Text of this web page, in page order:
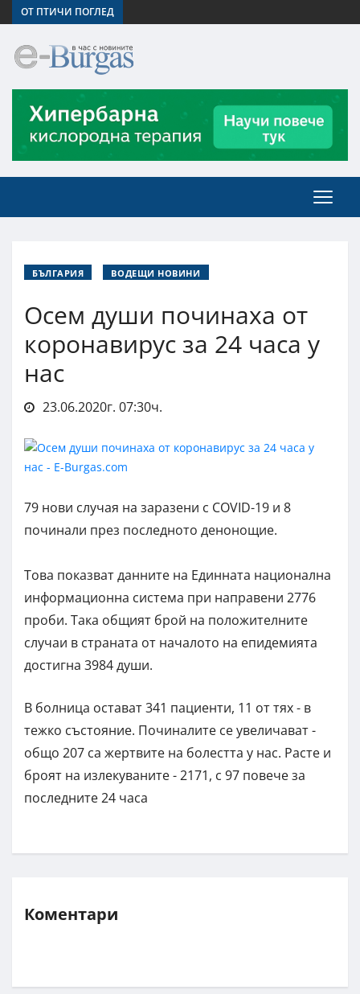
ОТ ПТИЧИ ПОГЛЕД
БЪЛГАРИЯ ВОДЕЩИ НОВИНИ
Осем души починаха от
коронавирус за 24 часа у
нас
23.06.2020г. 07:30ч.
79 нови случая на заразени с COVID-19 и 8
починали през последното денонощие.
Това показват данните на Единната национална
информационна система при направени 2776
проби. Така общият брой на положителните
случаи в страната от началото на епидемията
достигна 3984 души.
В болница остават 341 пациенти, 11 от тях - в
тежко състояние. Починалите се увеличават -
общо 207 са жертвите на болестта у нас. Расте и
броят на излекуваните - 2171, с 97 повече за
последните 24 часа
Коментари